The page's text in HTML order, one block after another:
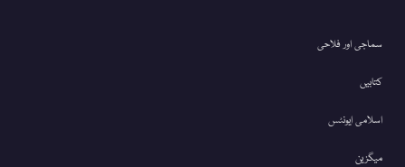
سماجی اور فلاحی
کتابیں
اسلامی ایونٹس
میگزین